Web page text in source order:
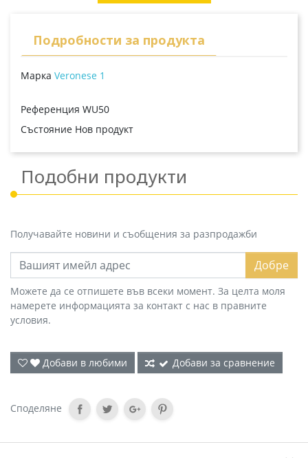
Подробности за продукта
Марка Veronese 1
Референция WU50
Състояние Нов продукт
Подобни продукти
Получавайте новини и съобщения за разпродажби
Добре
Можете да се отпишете във всеки момент. За целта моля
намерете информацията за контакт с нас в правните
условия.
Добави в любими Добави за сравнение
Споделяне